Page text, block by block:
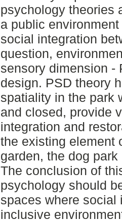
psychology theories
a public
social integration
question,
sensory dimension -
design. PSD theory
spatiality in the park
and closed, provide
integration and
the existing element
garden, the dog
The conclusion of
psychology should
spaces where social
inclusive